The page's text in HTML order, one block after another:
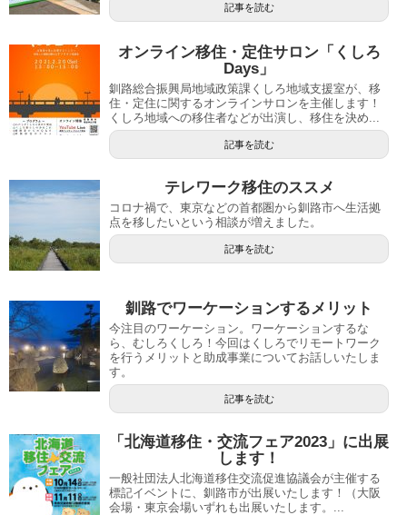
記事を読む
オンライン移住・定住サロン「くしろ
Days」
釧路総合振興局地域政策課くしろ地域支援室が、移
住・定住に関するオンラインサロンを主催します！
くしろ地域への移住者などが出演し、移住を決め...
記事を読む
テレワーク移住のススメ
コロナ禍で、東京などの首都圏から釧路市へ生活拠
点を移したいという相談が増えました。
記事を読む
釧路でワーケーションするメリット
今注目のワーケーション。ワーケーションするな
ら、むしろくしろ！今回はくしろでリモートワーク
を行うメリットと助成事業についてお話しいたしま
す。
記事を読む
「北海道移住・交流フェア2023」に出展
します！
一般社団法人北海道移住交流促進協議会が主催する
標記イベントに、釧路市が出展いたします！（大阪
会場・東京会場いずれも出展いたします。...